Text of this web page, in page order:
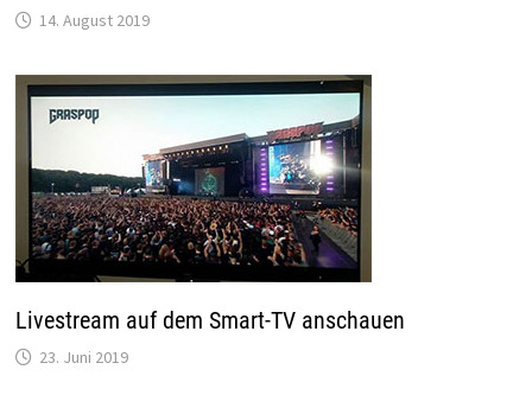
14. August 2019
Livestream auf dem Smart-TV anschauen
23. Juni 2019